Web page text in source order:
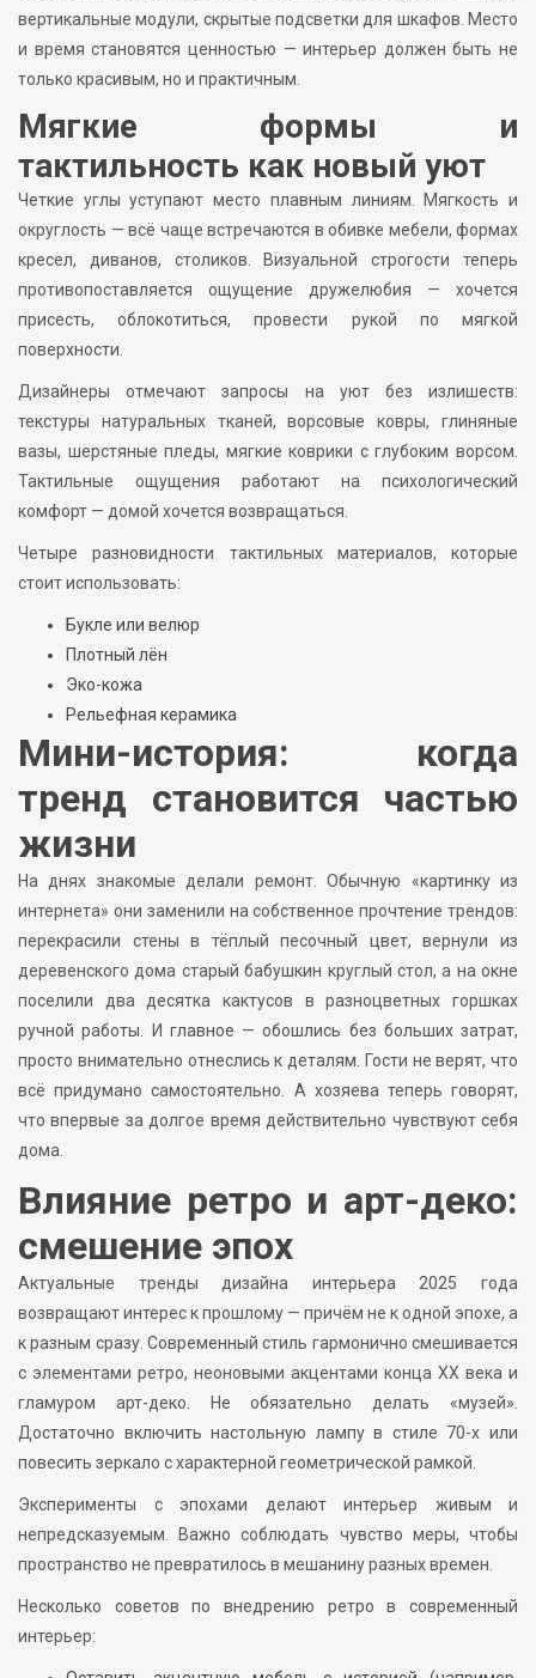
вертикальные модули, скрытые подсветки для шкафов. Место
и время становятся ценностью — интерьер должен быть не
только красивым, но и практичным.
Мягкие формы и
тактильность как новый уют
Четкие углы уступают место плавным линиям. Мягкость и
округлость — всё чаще встречаются в обивке мебели, формах
кресел, диванов, столиков. Визуальной строгости теперь
противопоставляется ощущение дружелюбия — хочется
присесть, облокотиться, провести рукой по мягкой
поверхности.
Дизайнеры отмечают запросы на уют без излишеств:
текстуры натуральных тканей, ворсовые ковры, глиняные
вазы, шерстяные пледы, мягкие коврики с глубоким ворсом.
Тактильные ощущения работают на психологический
комфорт — домой хочется возвращаться.
Четыре разновидности тактильных материалов, которые
стоит использовать:
Букле или велюр
Плотный лён
Эко-кожа
Рельефная керамика
Мини-история: когда
тренд становится частью
жизни
На днях знакомые делали ремонт. Обычную «картинку из
интернета» они заменили на собственное прочтение трендов:
перекрасили стены в тёплый песочный цвет, вернули из
деревенского дома старый бабушкин круглый стол, а на окне
поселили два десятка кактусов в разноцветных горшках
ручной работы. И главное — обошлись без больших затрат,
просто внимательно отнеслись к деталям. Гости не верят, что
всё придумано самостоятельно. А хозяева теперь говорят,
что впервые за долгое время действительно чувствуют себя
дома.
Влияние ретро и арт-деко:
смешение эпох
Актуальные тренды дизайна интерьера 2025 года
возвращают интерес к прошлому — причём не к одной эпохе, а
к разным сразу. Современный стиль гармонично смешивается
с элементами ретро, неоновыми акцентами конца XX века и
гламуром арт-деко. Не обязательно делать «музей».
Достаточно включить настольную лампу в стиле 70-х или
повесить зеркало с характерной геометрической рамкой.
Эксперименты с эпохами делают интерьер живым и
непредсказуемым. Важно соблюдать чувство меры, чтобы
пространство не превратилось в мешанину разных времен.
Несколько советов по внедрению ретро в современный
интерьер: